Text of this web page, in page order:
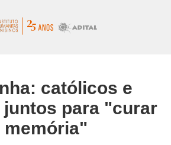
católicos e
juntos para "curar
memória"